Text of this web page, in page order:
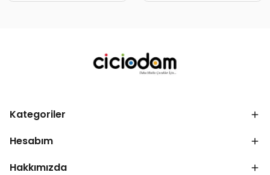
Kategoriler
Hesabım
Hakkımızda